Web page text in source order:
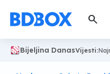
search
Bijeljina DanasVijesti: